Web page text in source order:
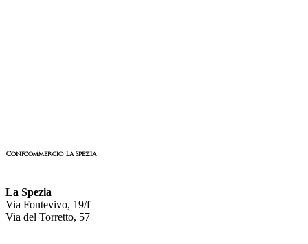
Confcommercio La Spezia
La Spezia
Via Fontevivo, 19/f
Via del Torretto, 57